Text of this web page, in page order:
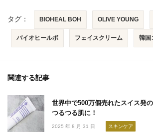
タグ： BIOHEAL BOH OLIVE YOUNG
バイオヒールボ フェイスクリーム 韓国
関連する記事
世界中で500万個売れたスイス発
つるつる肌に！
2025 年 8 月 31 日 スキンケア